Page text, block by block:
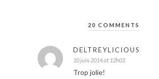
20 COMMENTS
DELTREYLICIOUS
10 juin 2014 at 12h03
Trop jolie!